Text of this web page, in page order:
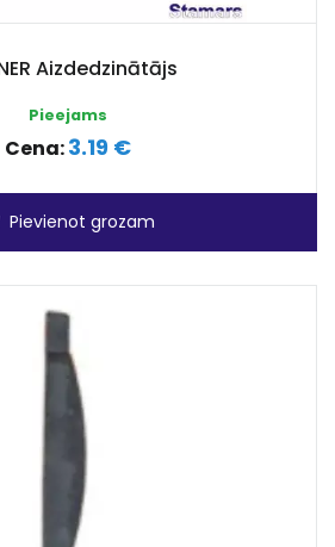
Aizdedzinātājs
Pieejams
Cena:3.19 €
Pievienot grozam